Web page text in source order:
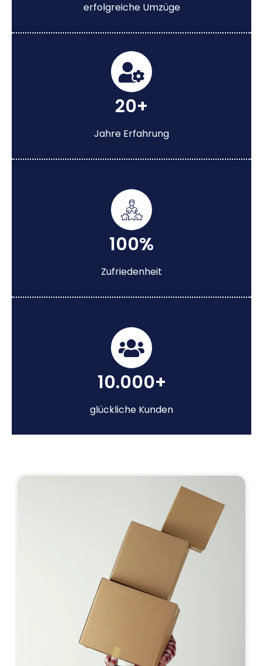
erfolgreiche Umzüge
20+
Jahre Erfahrung
100%
Zufriedenheit
10.000+
glückliche Kunden